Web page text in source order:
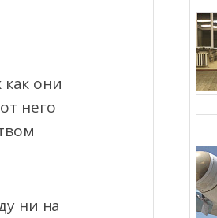
они
него
ни на